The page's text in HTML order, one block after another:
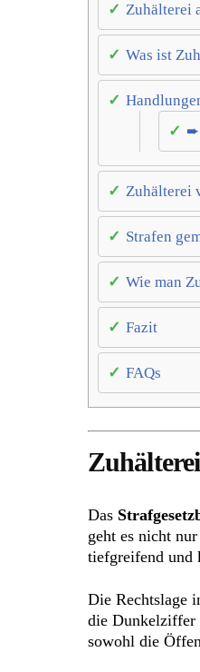
Zuhälterei
Was ist
➨
Zuhälterei
Strafen
Wie man
Fazit
FAQs
Das
geht es nicht
tiefgreifend und
Die Rechtslage
die Dunkelziffer
sowohl die